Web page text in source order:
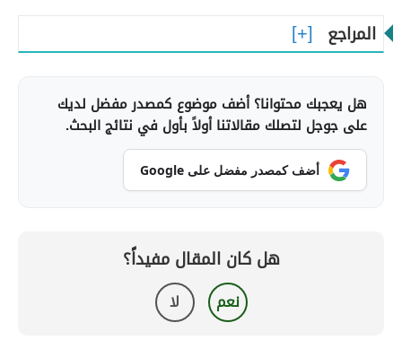
المراجع
هل يعجبك محتوانا؟ أضف موضوع كمصدر مفضل لديك
على جوجل لتصلك مقالاتنا أولاً بأول في نتائج البحث.
أضف كمصدر مفضل على Google
هل كان المقال مفيداً؟
نعم لا